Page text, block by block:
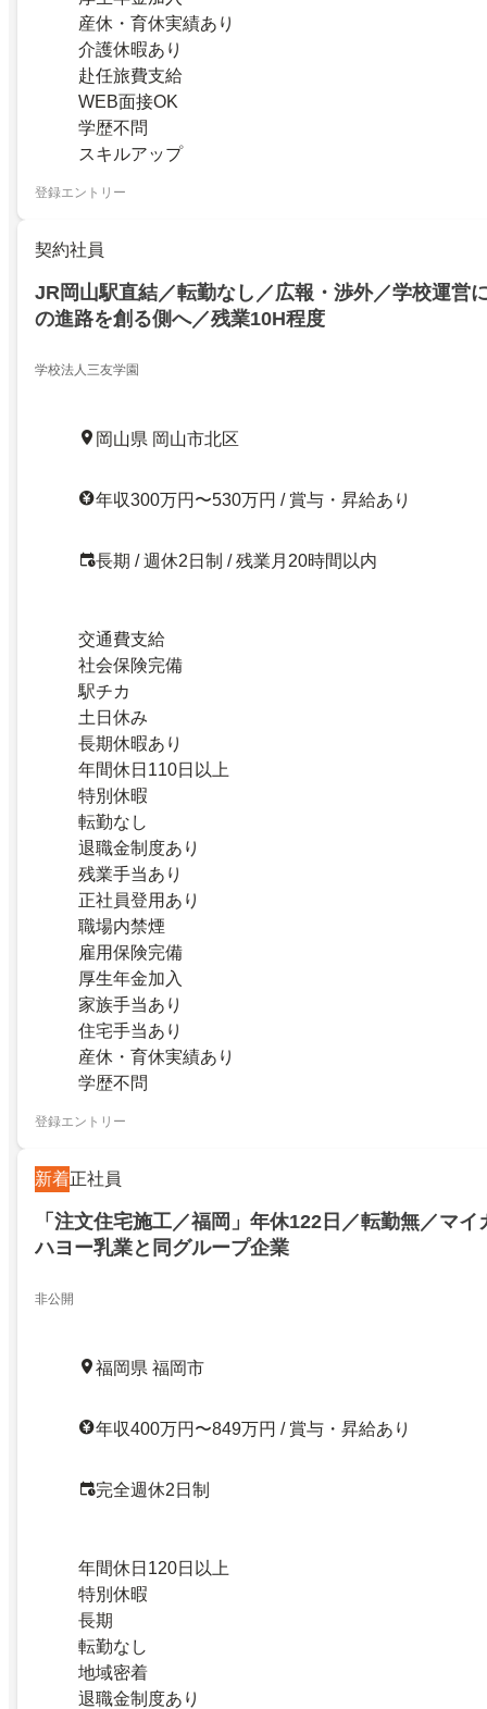
産休・育休実績あり
介護休暇あり
赴任旅費支給
WEB面接OK
学歴不問
スキルアップ
登録エントリー
契約社員
JR岡山駅直結／転勤なし／広報・渉外／学校運営
の進路を創る側へ／残業10H程度
学校法人三友学園
岡山県 岡山市北区
年収300万円〜530万円 / 賞与・昇給あり
長期 / 週休2日制 / 残業月20時間以内
交通費支給
社会保険完備
駅チカ
土日休み
長期休暇あり
年間休日110日以上
特別休暇
転勤なし
退職金制度あり
残業手当あり
正社員登用あり
職場内禁煙
雇用保険完備
厚生年金加入
家族手当あり
住宅手当あり
産休・育休実績あり
学歴不問
登録エントリー
新着正社員
「注文住宅施工／福岡」年休122日／転勤無／マ
ハヨー乳業と同グループ企業
非公開
福岡県 福岡市
年収400万円〜849万円 / 賞与・昇給あり
完全週休2日制
年間休日120日以上
特別休暇
長期
転勤なし
地域密着
退職金制度あり